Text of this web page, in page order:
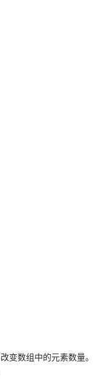
变数组中的元素数量。